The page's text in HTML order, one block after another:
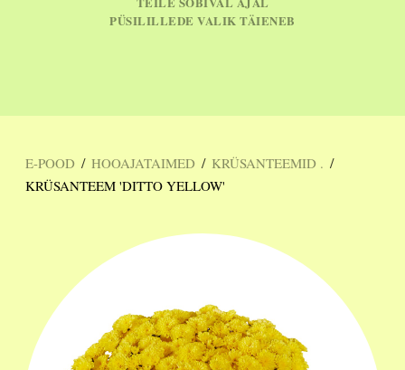
PÜSILILLEDE VALIK TÄIENEB
E-POOD / HOOAJATAIMED / KRÜSANTEEMID . /
KRÜSANTEEM 'DITTO YELLOW'